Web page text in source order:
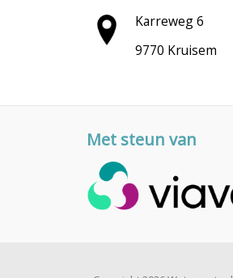
Karreweg 6
9770 Kruisem
Met steun van